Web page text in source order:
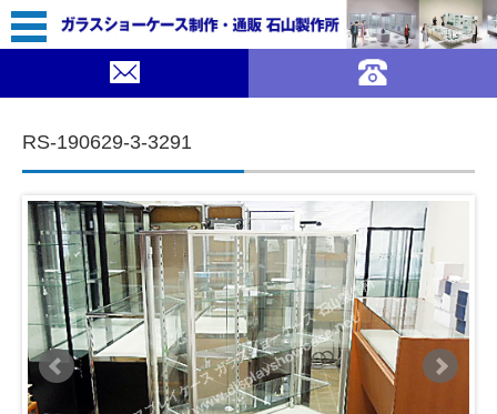
RS-190629-3-3291